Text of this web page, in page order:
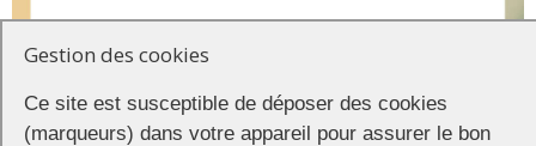
Gestion des cookies
Ce site est susceptible de déposer des cookies
(marqueurs) dans votre appareil pour assurer le bon